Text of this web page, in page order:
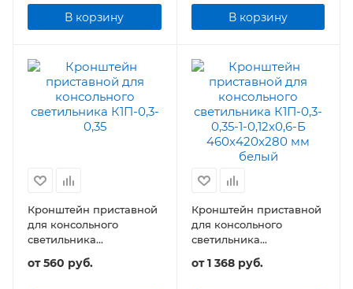
В корзину В корзину
Кронштейн приставной
для консольного
светильника
от560 руб.
Кронштейн приставной
для консольного
светильника
от1 368 руб.